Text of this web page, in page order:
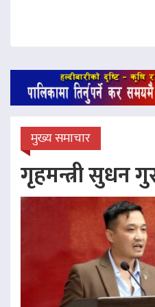
मुख्य समाचार
गृहमन्त्री सुधन